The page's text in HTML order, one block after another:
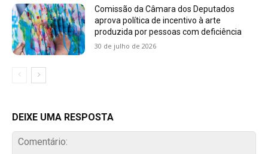
Comissão da Câmara dos Deputados
aprova política de incentivo à arte
produzida por pessoas com deficiência
30 de julho de 2026
DEIXE UMA RESPOSTA